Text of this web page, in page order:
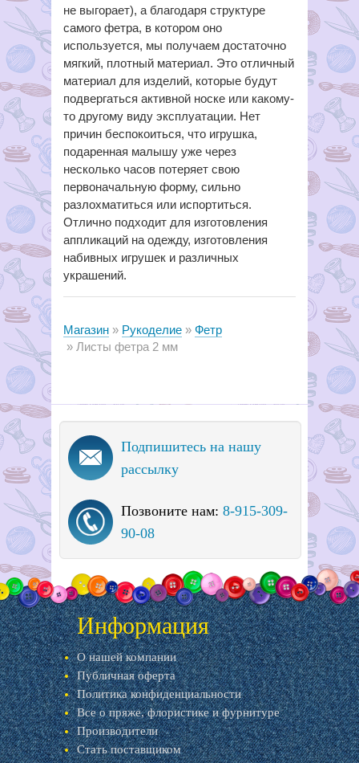
не выгорает), а благодаря структуре
самого фетра, в котором оно
используется, мы получаем достаточно
мягкий, плотный материал. Это отличный
материал для изделий, которые будут
подвергаться активной носке или какому-
то другому виду эксплуатации. Нет
причин беспокоиться, что игрушка,
подаренная малышу уже через
несколько часов потеряет свою
первоначальную форму, сильно
разлохматиться или испортиться.
Отлично подходит для изготовления
аппликаций на одежду, изготовления
набивных игрушек и различных
украшений.
Магазин Рукоделие
Фетр
Листы фетра 2 мм
Подпишитесь на нашу
рассылку
Позвоните нам: 8-915-309-
90-08
Информация
О нашей компании
Публичная оферта
Политика конфиденциальности
Все о пряже, флористике и фурнитуре
Производители
Стать поставщиком